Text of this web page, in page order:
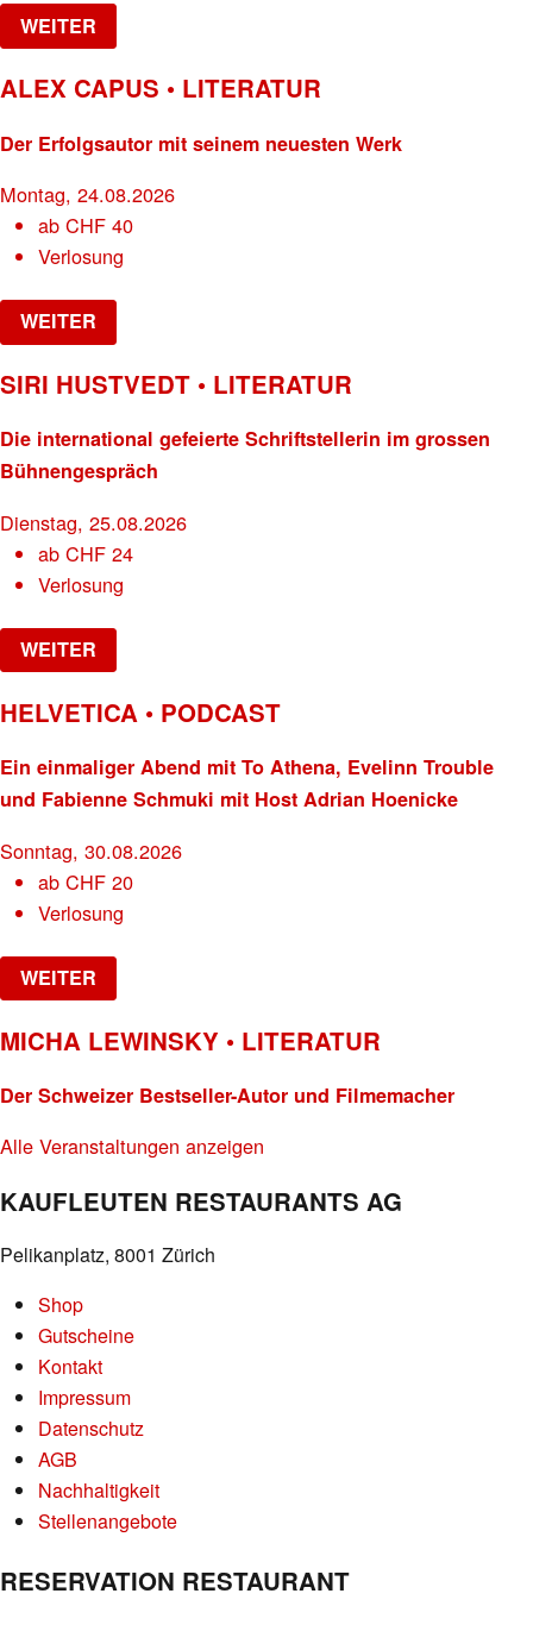
WEITER
ALEX CAPUS • LITERATUR
Der Erfolgsautor mit seinem neuesten Werk
Montag, 24.08.2026
abCHF 40
Verlosung
WEITER
SIRI HUSTVEDT • LITERATUR
Die international gefeierte Schriftstellerin im grossen
Bühnengespräch
Dienstag, 25.08.2026
abCHF 24
Verlosung
WEITER
HELVETICA • PODCAST
Ein einmaliger Abend mit To Athena, Evelinn Trouble
und Fabienne Schmuki mit Host Adrian Hoenicke
Sonntag, 30.08.2026
abCHF 20
Verlosung
WEITER
MICHA LEWINSKY • LITERATUR
Der Schweizer Bestseller-Autor und Filmemacher
Alle Veranstaltungen anzeigen
KAUFLEUTEN RESTAURANTS AG
Pelikanplatz, 8001 Zürich
Shop
Gutscheine
Kontakt
Impressum
Datenschutz
AGB
Nachhaltigkeit
Stellenangebote
RESERVATION RESTAURANT